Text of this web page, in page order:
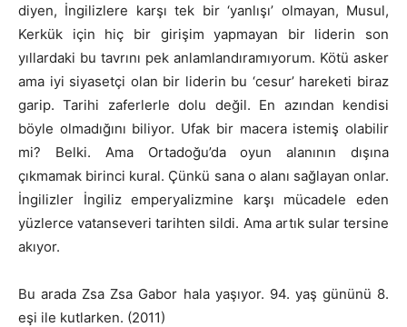
diyen, İngilizlere karşı tek bir ‘yanlışı’ olmayan, Musul,
Kerkük için hiç bir girişim yapmayan bir liderin son
yıllardaki bu tavrını pek anlamlandıramıyorum. Kötü asker
ama iyi siyasetçi olan bir liderin bu ‘cesur’ hareketi biraz
garip. Tarihi zaferlerle dolu değil. En azından kendisi
böyle olmadığını biliyor. Ufak bir macera istemiş olabilir
mi? Belki. Ama Ortadoğu’da oyun alanının dışına
çıkmamak birinci kural. Çünkü sana o alanı sağlayan onlar.
İngilizler İngiliz emperyalizmine karşı mücadele eden
yüzlerce vatanseveri tarihten sildi. Ama artık sular tersine
akıyor.
Bu arada Zsa Zsa Gabor hala yaşıyor. 94. yaş gününü 8.
eşi ile kutlarken. (2011)